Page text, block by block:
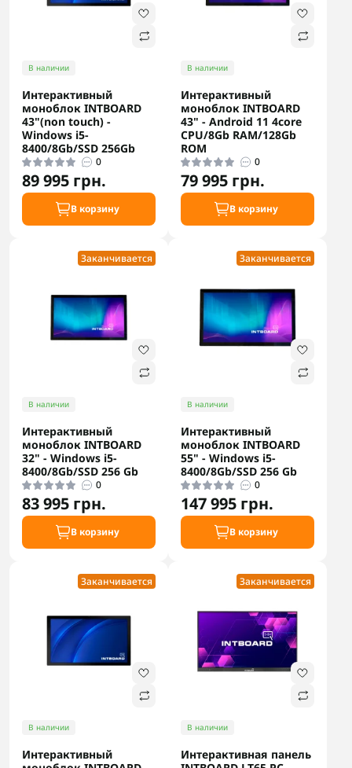
В наличии
Интерактивный
моноблок INTBOARD
43"(non touch) -
Windows i5-
8400/8Gb/SSD 256Gb
0
89 995 грн.
В корзину
В наличии
Интерактивный
моноблок INTBOARD
43" - Android 11 4core
CPU/8Gb RAM/128Gb
ROM
0
79 995 грн.
В корзину
Заканчивается
В наличии
Интерактивный
моноблок INTBOARD
32" - Windows i5-
8400/8Gb/SSD 256 Gb
0
83 995 грн.
В корзину
Заканчивается
В наличии
Интерактивный
моноблок INTBOARD
55" - Windows i5-
8400/8Gb/SSD 256 Gb
0
147 995 грн.
В корзину
Заканчивается
В наличии
Интерактивный
Заканчивается
В наличии
Интерактивная панель